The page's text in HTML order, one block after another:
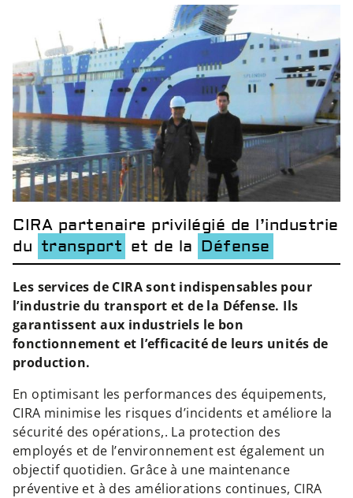
CIRA partenaire privilégié de l’industrie
du transport et de la Défense
Les services de CIRA sont indispensables pour
l’industrie du transport et de la Défense. Ils
garantissent aux industriels le bon
fonctionnement et l’efficacité de leurs unités de
production.
En optimisant les performances des équipements,
CIRA minimise les risques d’incidents et améliore la
sécurité des opérations,. La protection des
employés et de l’environnement est également un
objectif quotidien. Grâce à une maintenance
préventive et à des améliorations continues, CIRA